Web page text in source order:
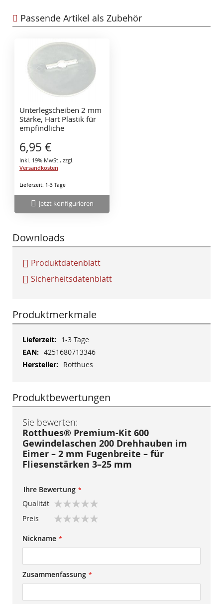
Passende Artikel als Zubehör
Unterlegscheiben 2 mm
Stärke, Hart Plastik für
empfindliche
6,95 €
Inkl. 19% MwSt. , zzgl.
Versandkosten
Lieferzeit: 1-3 Tage
Jetzt konfigurieren
Downloads
Produktdatenblatt
Sicherheitsdatenblatt
Produktmerkmale
Mehr
Informationen
1-3 Tage
4251680713346
Rotthues
Produktbewertungen
Sie bewerten:
Rotthues® Premium-Kit 600
Gewindelaschen 200 Drehhauben im
Eimer – 2 mm Fugenbreite – für
Fliesenstärken 3–25 mm
Ihre Bewertung
Qualität
star
stars
stars
stars
stars
Preis
star
stars
stars
stars
stars
Nickname
Zusammenfassung